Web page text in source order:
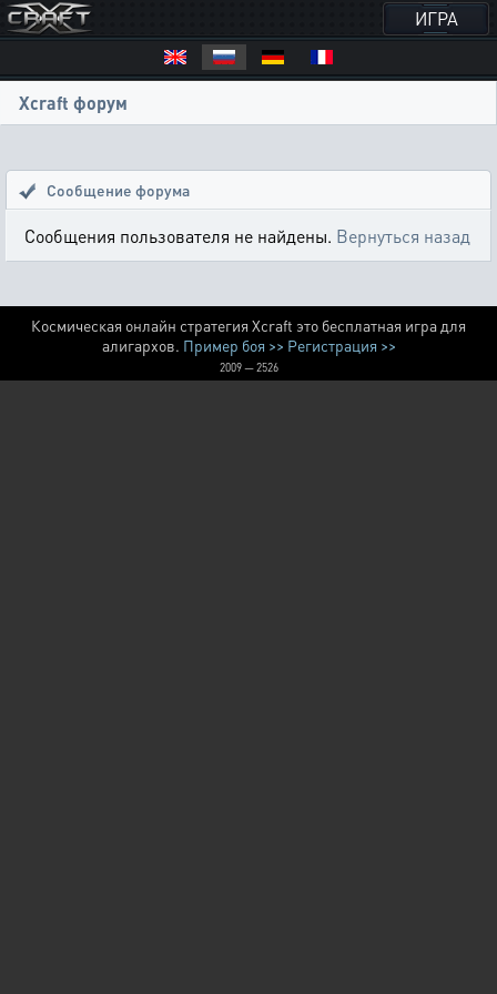
ИГРА
Xcraft форум
Сообщение форума
Сообщения пользователя не найдены. Вернуться назад
Космическая онлайн стратегия Xcraft это бесплатная игра для
алигархов. Пример боя >> Регистрация >>
2009 — 2526